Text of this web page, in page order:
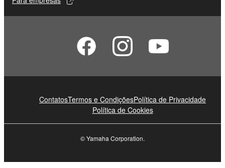
ContatosTermos e CondiçõesPolítica de Privacidade
Política de Cookies
© Yamaha Corporation.